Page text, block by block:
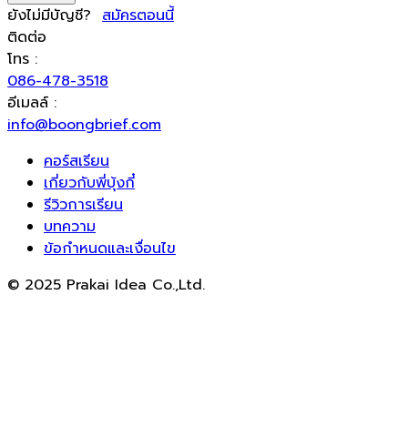
ยังไม่มีบัญชี? สมัครตอนนี้
ติดต่อ
โทร :
086-478-3518
อีเมลล์ :
info@boongbrief.com
คอร์สเรียน
เกี่ยวกับพี่บุ้งกี๋
รีวิวการเรียน
บทความ
ข้อกำหนดและเงื่อนไข
© 2025 Prakai Idea Co.,Ltd.